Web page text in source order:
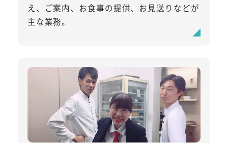
え、ご案内、お食事の提供、お見送りなどが
主な業務。